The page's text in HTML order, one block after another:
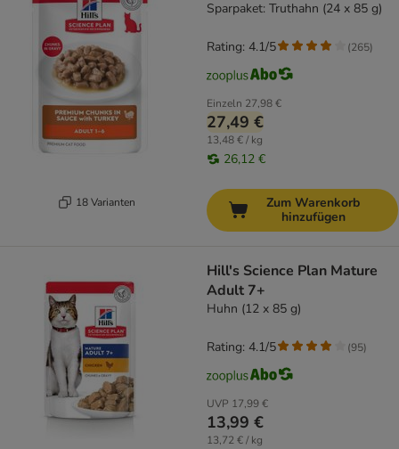
18 Varianten
Sparpaket: Truthahn (24 x 85 g)
Einzeln 27,98 €
27,49 €
13,48 € / kg
26,12 €
Rating: 4.1/5 (265)
Zum Warenkorb
hinzufügen
Hill's Science Plan Mature
Adult 7+
Huhn (12 x 85 g)
UVP 17,99 €
13,99 €
13,72 € / kg
Rating: 4.1/5 (95)